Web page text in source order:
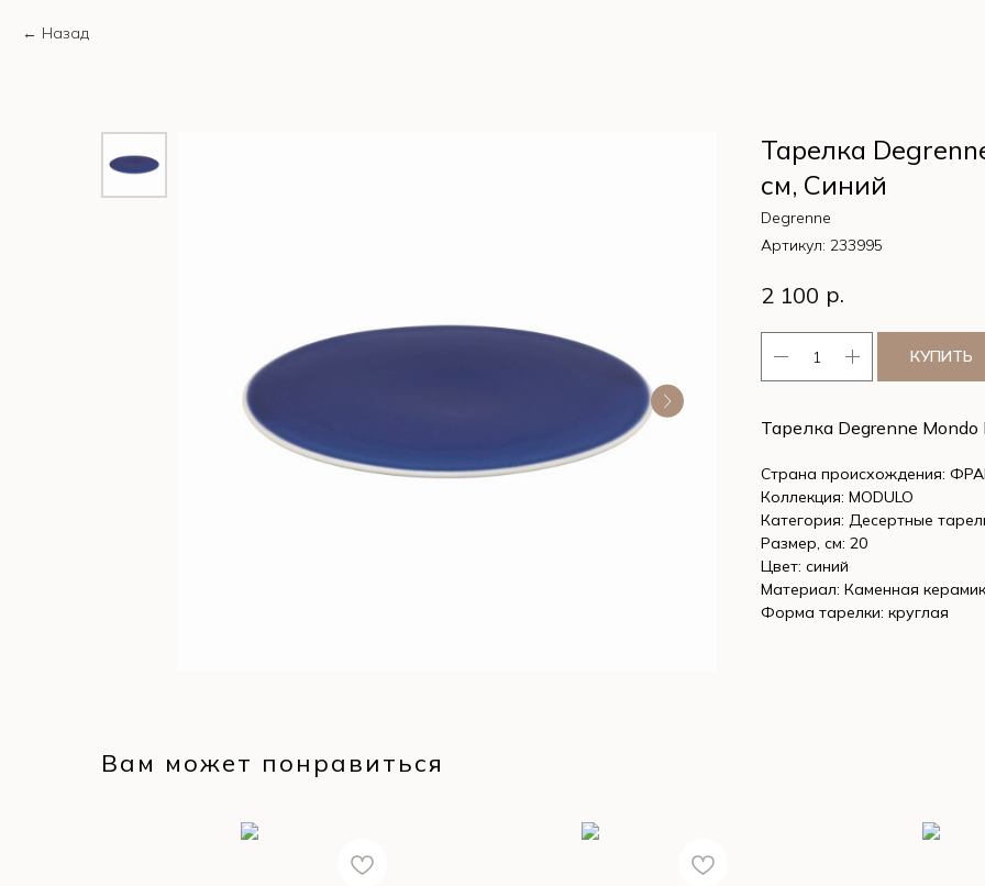
Назад
Тарелка
см, Синий
Degrenne
Артикул: 233995
2 100 р.
КУПИТЬ
Тарелка Degrenne
Страна происхождения:
Коллекция: MODULO
Категория: Десертные
Размер, см: 20
Цвет: синий
Материал: Каменная
Форма тарелки: круглая
Вам может понравиться